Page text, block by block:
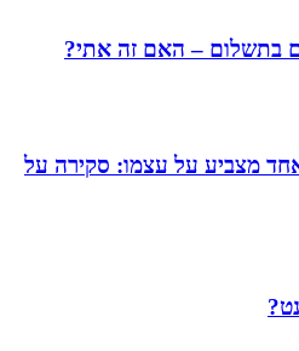
בתשלום – האם זה אתי?
מצביע על עצמו: סקירה על